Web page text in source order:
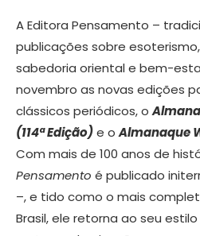
A Editora Pensamento –
publicações sobre
sabedoria oriental e bem-
novembro as novas edições
clássicos periódicos, o
(114ª Edição)e oAlmanaque
Com mais de 100 anos de
Pensamento é publicado
–, e tido como o mais
Brasil, ele retorna ao seu